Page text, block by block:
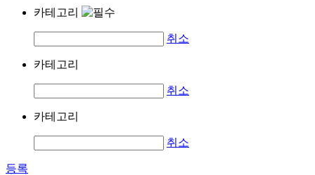
카테고리
취소
카테고리
취소
카테고리
취소
등록